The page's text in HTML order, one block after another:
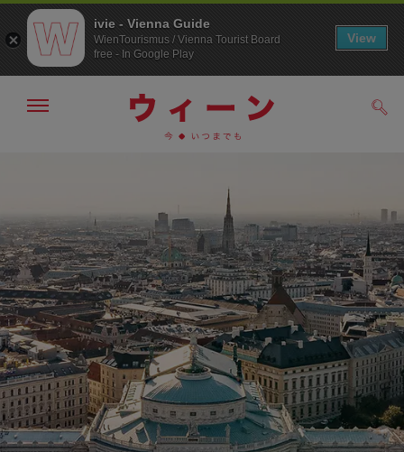
へ
ジ
の
ト
ッ
プ
へ
メ
非
表
示
ivie - Vienna Guide
WienTourismus / Vienna Tourist Board
free - In Google Play
View